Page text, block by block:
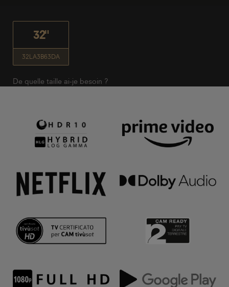
32"
32LA3B63DA
De quelle taille ai-je besoin ?